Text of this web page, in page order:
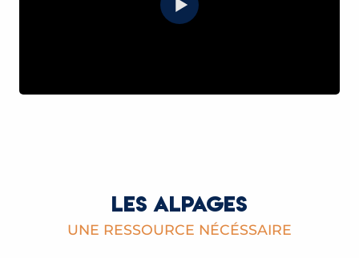
LES ALPAGES
UNE RESSOURCE NÉCÉSSAIRE